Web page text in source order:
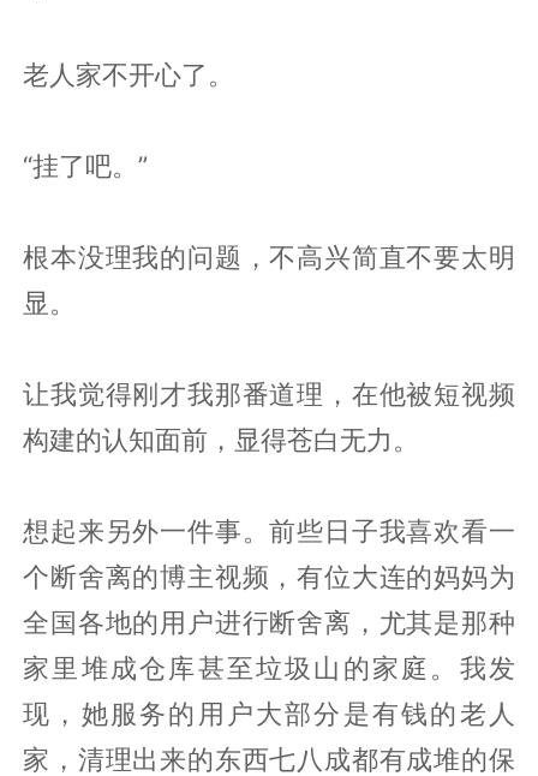
老人家不开心了。
“挂了吧。”
根本没理我的问题，不高兴简直不要太明
显。
让我觉得刚才我那番道理，在他被短视频
构建的认知面前，显得苍白无力。
想起来另外一件事。前些日子我喜欢看一
个断舍离的博主视频，有位大连的妈妈为
全国各地的用户进行断舍离，尤其是那种
家里堆成仓库甚至垃圾山的家庭。我发
现，她服务的用户大部分是有钱的老人
家，清理出来的东西七八成都有成堆的保